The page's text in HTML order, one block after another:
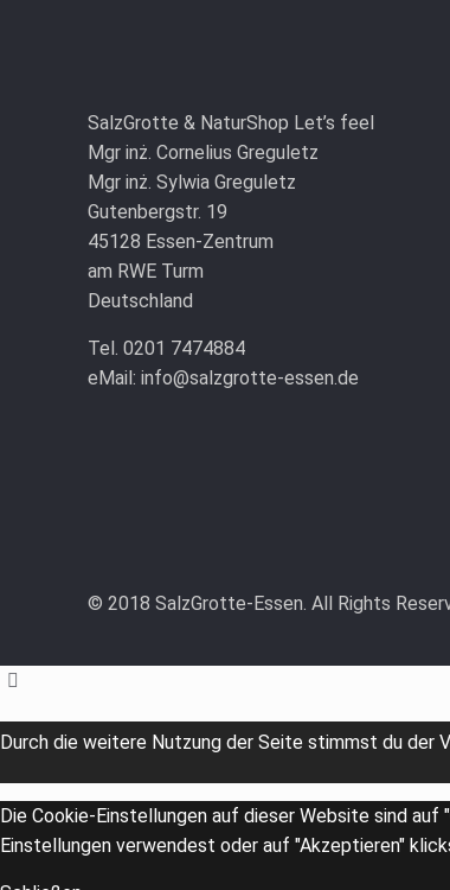
SalzGrotte & NaturShop Let’s feel
Mgr inż. Cornelius Greguletz
Mgr inż. Sylwia Greguletz
Gutenbergstr. 19
45128 Essen-Zentrum
am RWE Turm
Deutschland
Tel. 0201 7474884
eMail: info@salzgrotte-essen.de
© 2018 SalzGrotte-Essen. All Rights
Durch die weitere Nutzung der Seite stimmst du der
Die Cookie-Einstellungen auf dieser Website sind
Einstellungen verwendest oder auf "Akzeptieren"